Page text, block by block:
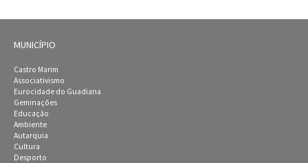
MUNICÍPIO
Castro Marim
Associativismo
Eurocidade do Guadiana
Geminações
Educação
Ambiente
Autarquia
Cultura
Desporto